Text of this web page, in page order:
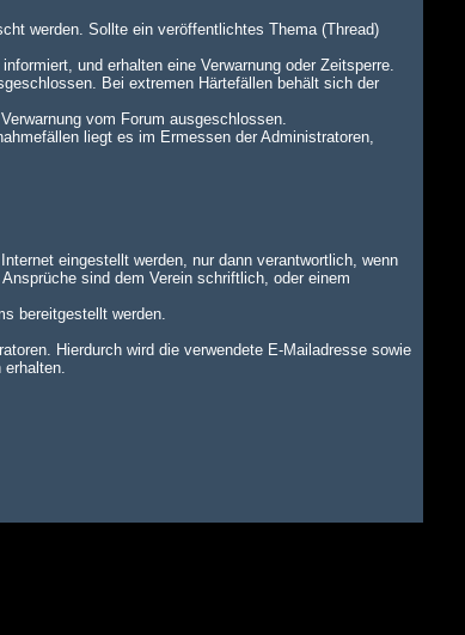
werden. Sollte ein veröffentlichtes Thema (Thread)
und erhalten eine Verwarnung oder Zeitsperre.
Bei extremen Härtefällen behält sich der
vom Forum ausgeschlossen.
liegt es im Ermessen der Administratoren,
eingestellt werden, nur dann verantwortlich, wenn
sind dem Verein schriftlich, oder einem
bereitgestellt werden.
Hierdurch wird die verwendete E-Mailadresse sowie
erhalten.